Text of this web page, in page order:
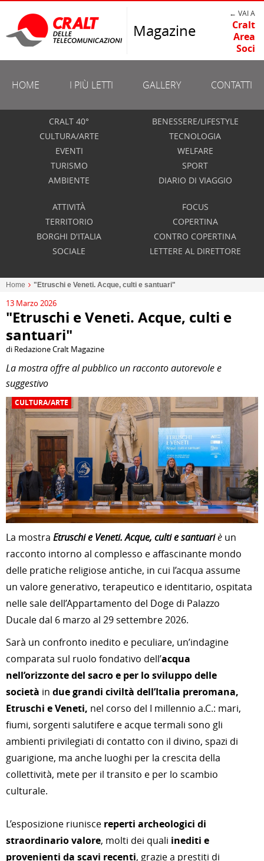
Magazine
← VAI A
Cralt
Area
Soci
HOME I PIÙ LETTI GALLERY CONTATTI
CRALT 40°
CULTURA/ARTE
EVENTI
TURISMO
AMBIENTE
BENESSERE/LIFESTYLE
TECNOLOGIA
WELFARE
SPORT
DIARIO DI VIAGGIO
ATTIVITÀ
TERRITORIO
BORGHI D'ITALIA
SOCIALE
FOCUS
COPERTINA
CONTRO COPERTINA
LETTERE AL DIRETTORE
Home "Etruschi e Veneti. Acque, culti e santuari"
13 Marzo 2026
"Etruschi e Veneti. Acque, culti e
santuari"
di Redazione Cralt Magazine
La mostraoffre al pubblico un racconto autorevole e
suggestivo
CULTURA/ARTE
La mostra Etruschi e Veneti. Acque, culti e santuariè un
racconto intorno al complesso e affascinante mondo
delle pratiche religiose antiche, in cui l’acqua assume
un valore generativo, terapeutico e identitario, ospitata
nelle sale dell’Appartamento del Doge di Palazzo
Ducale dal 6 marzo al 29 settembre 2026.
Sarà un confronto inedito e peculiare, un’indagine
comparata sul ruolo fondativo dell’acqua
nell’orizzonte del sacro e per lo sviluppo delle
società in due grandi civiltà dell’Italia preromana,
Etruschi e Veneti, nel corso del I millennio a.C.: mari,
fiumi, sorgenti salutifere e acque termali sono gli
ambienti privilegiati di contatto con il divino, spazi di
guarigione, ma anche luoghi per la crescita della
collettività, mete per il transito e per lo scambio
culturale.
L’esposizione riunisce reperti archeologici di
straordinario valore, molti dei quali inediti e
provenienti da scavi recenti, grazie a prestiti di